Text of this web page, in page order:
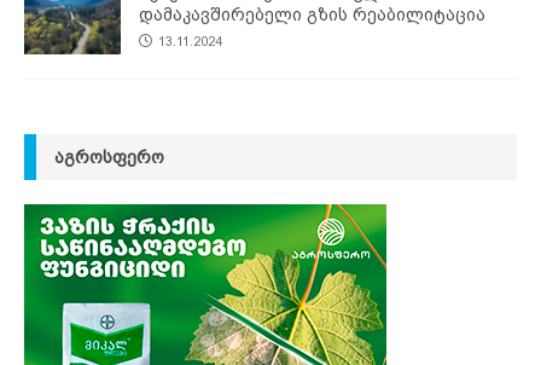
დამაკავშირებელი გზის რეაბილიტაცია
13.11.2024
ᲐᲒᲠᲝᲡᲤᲔᲠᲝ